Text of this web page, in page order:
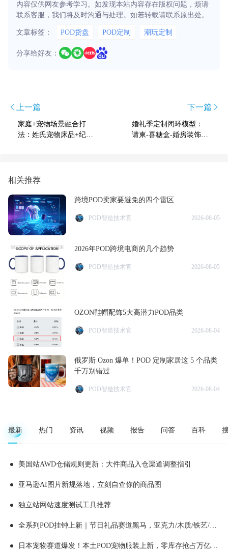
内容仅供网友参考学习。如发现本站内容存在版权问题，烦请
联系客服，我们将及时沟通与处理。如若转载请联系原出处。
文章标签： POD货盘 POD定制 潮玩定制
分享给好友：
上一篇
家庭+宠物场景融合打
法：姓氏宠物床品+纪念
下一篇
婚礼季定制闭环模型：
请柬-喜糖盒-婚房装饰全
相关推荐
跨境POD卖家要避免的四个雷区
POD智造技术官 2026-08-05
2026年POD跨境电商的几个趋势
POD智造技术官 2026-08-05
OZON鞋帽配饰5大高潜力POD品类
POD智造技术官 2026-08-04
俄罗斯 Ozon 爆单！POD 定制家居这 5 个品类
千万别错过
POD智造技术官 2026-08-04
最新 热门 资讯 视频 报告 问答 百科
美国站AWD仓储规则更新：大件商品入仓渠道调整指引
亚马逊AI图片新规落地，立刻自查你的商品图
独立站网站速度测试工具推荐
全系列POD挂钟上新｜节日礼品赛道黑马，亚克力/木质/铁艺/ 玻璃挂钟选品全解析！
日本宠物赛道爆发！本土POD宠物服装上新，零库存抢占万亿蓝海！